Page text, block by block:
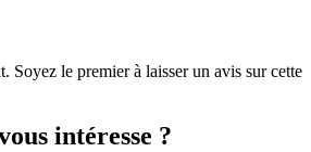
Soyez le premier à laisser un avis sur cette
intéresse ?